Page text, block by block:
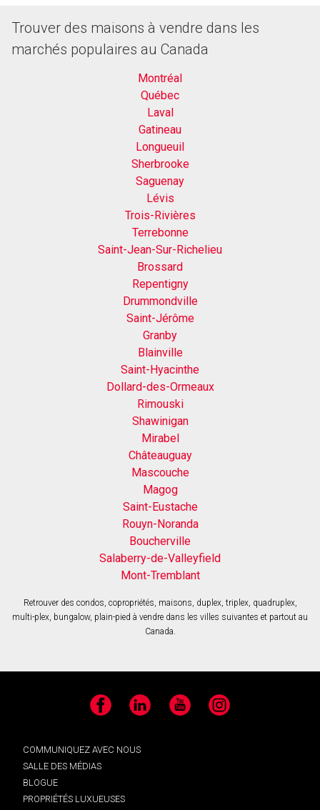
Trouver des maisons à vendre dans les
marchés populaires au Canada
Montréal
Québec
Laval
Gatineau
Longueuil
Sherbrooke
Saguenay
Lévis
Trois-Rivières
Terrebonne
Saint-Jean-Sur-Richelieu
Brossard
Repentigny
Drummondville
Saint-Jérôme
Granby
Blainville
Saint-Hyacinthe
Dollard-des-Ormeaux
Rimouski
Shawinigan
Mirabel
Châteauguay
Mascouche
Magog
Saint-Eustache
Rouyn-Noranda
Boucherville
Salaberry-de-Valleyfield
Mont-Tremblant
Retrouver des condos, copropriétés, maisons, duplex, triplex, quadruplex,
multi-plex, bungalow, plain-pied à vendre dans les villes suivantes et partout au
Canada.
Facebook LinkedIn YouTube Instagram
COMMUNIQUEZ AVEC NOUS
SALLE DES MÉDIAS
BLOGUE
PROPRIÉTÉS LUXUEUSES